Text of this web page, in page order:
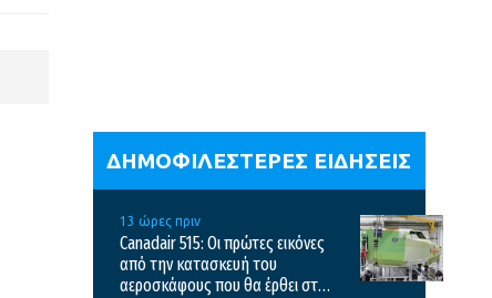
ΔΗΜΟΦΙΛΕΣΤΕΡΕΣ ΕΙΔΗΣΕΙΣ
13 ώρες πριν
Canadair 515: Οι πρώτες εικόνες
από την κατασκευή του
αεροσκάφους που θα έρθει στην